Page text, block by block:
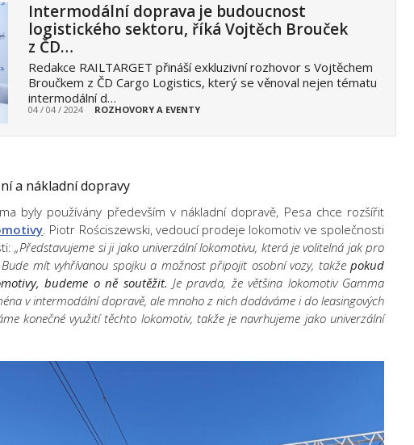
Intermodální doprava je budoucnost
logistického sektoru, říká Vojtěch Brouček
z ČD…
Redakce RAILTARGET přináší exkluzivní rozhovor s Vojtěchem
Broučkem z ČD Cargo Logistics, který se věnoval nejen tématu
intermodální d…
04 / 04 / 2024 ROZHOVORY A EVENTY
a nákladní dopravy
byly používány především v nákladní dopravě, Pesa chce rozšířit
. Piotr Rościszewski, vedoucí prodeje lokomotiv ve společnosti
„Představujeme si ji jako univerzální lokomotivu, která je volitelná jak pro
mít vyhřívanou spojku a možnost připojit osobní vozy, takže pokud
budeme o ně soutěžit. Je pravda, že většina lokomotiv Gamma
v intermodální dopravě, ale mnoho z nich dodáváme i do leasingových
konečné využití těchto lokomotiv, takže je navrhujeme jako univerzální